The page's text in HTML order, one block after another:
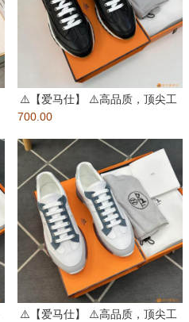
⚠️【爱马仕】 ⚠️高品质，顶尖工
艺品 ⚠️男士时尚经典运动
700.00
⚠️【爱马仕】 ⚠️高品质，顶尖工